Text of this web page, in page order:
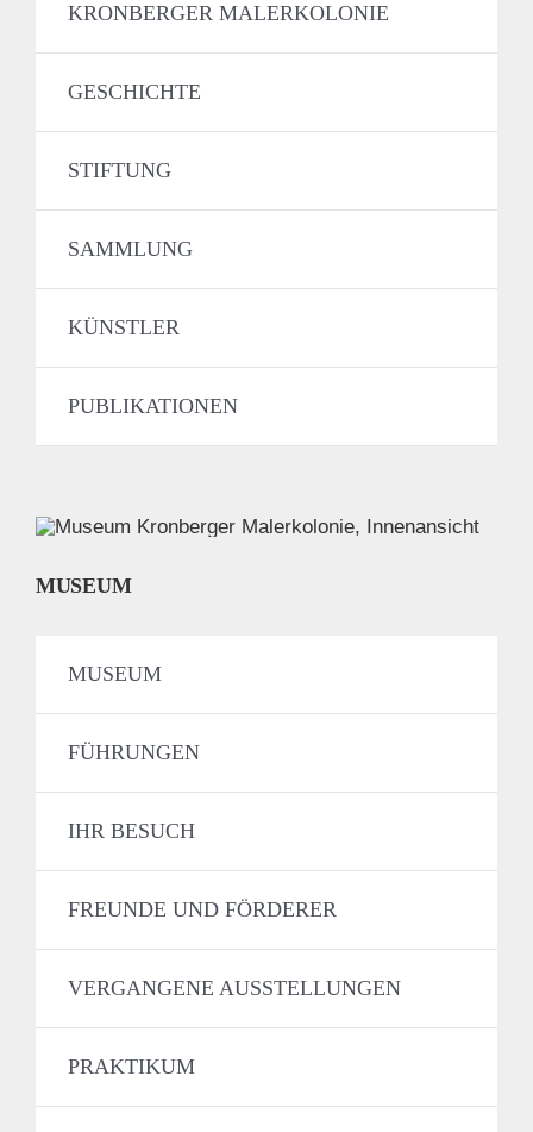
KRONBERGER MALERKOLONIE
GESCHICHTE
STIFTUNG
SAMMLUNG
KÜNSTLER
PUBLIKATIONEN
MUSEUM
MUSEUM
FÜHRUNGEN
IHR BESUCH
FREUNDE UND FÖRDERER
VERGANGENE AUSSTELLUNGEN
PRAKTIKUM